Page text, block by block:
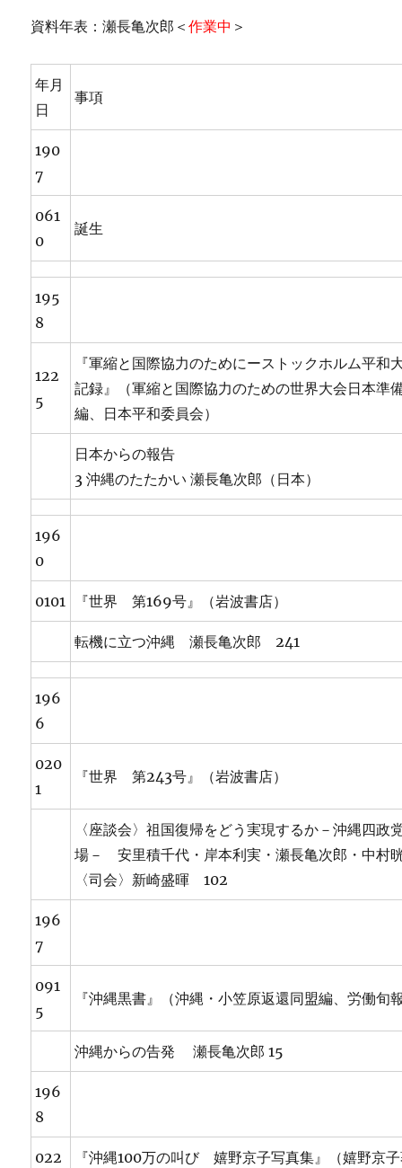
資料年表：瀬長亀次郎＜作業中 ＞
年月
日
事項
190
7
061
0
誕生
195
8
122
5
『軍縮と国際協力のためにーストックホルム平和
記録』（軍縮と国際協力のための世界大会日本準
編、日本平和委員会）
日本からの報告
3 沖縄のたたかい 瀬長亀次郎（日本）
196
0
0101 『世界 第169号』（岩波書店）
転機に立つ沖縄 瀬長亀次郎 241
196
6
020
1
『世界 第243号』（岩波書店）
〈座談会〉祖国復帰をどう実現するか－沖縄四政
場－ 安里積千代・岸本利実・瀬長亀次郎・中村
〈司会〉新崎盛暉 102
196
7
091
5
『沖縄黒書』（沖縄・小笠原返還同盟編、労働旬
沖縄からの告発 瀬長亀次郎 15
196
8
022
『沖縄100万の叫び 嬉野京子写真集』（嬉野京